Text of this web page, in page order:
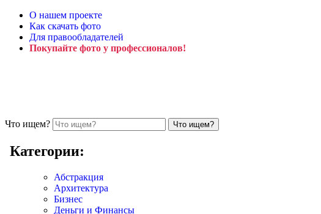
О нашем проекте
Как скачать фото
Для правообладателей
Покупайте фото у профессионалов!
Что ищем?
Категории:
Абстракция
Архитектура
Бизнес
Деньги и Финансы